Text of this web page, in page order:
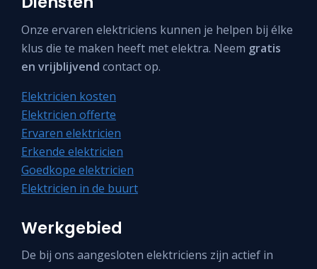
Onze ervaren elektriciens kunnen je helpen bij élke
klus die te maken heeft met elektra. Neem gratis
en vrijblijvend contact op.
Elektricien kosten
Elektricien offerte
Ervaren elektricien
Erkende elektricien
Goedkope elektricien
Elektricien in de buurt
Werkgebied
De bij ons aangesloten elektriciens zijn actief in